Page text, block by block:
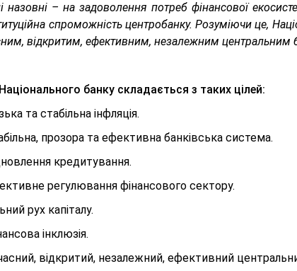
назовні – на задоволення потреб фінансової
спроможність центробанку. Розуміючи це,
відкритим, ефективним, незалежним центральним
банку складається з таких цілей:
та стабільна інфляція.
прозора та ефективна банківська система.
кредитування.
регулювання фінансового сектору.
рух капіталу.
інклюзія.
відкритий, незалежний, ефективний